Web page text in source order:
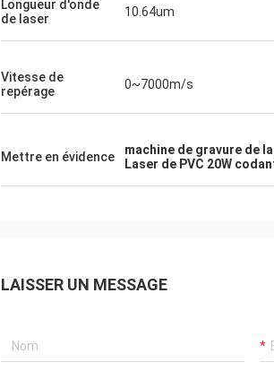
Longueur d'onde
de laser
10.64um
Vitesse de
repérage
0~7000m/s
Mettre en évidence machine de gravure de
Laser de PVC 20W
LAISSER UN MESSAGE